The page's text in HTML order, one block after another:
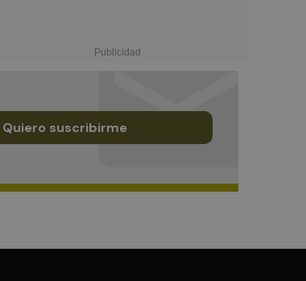
Quiero suscribirme